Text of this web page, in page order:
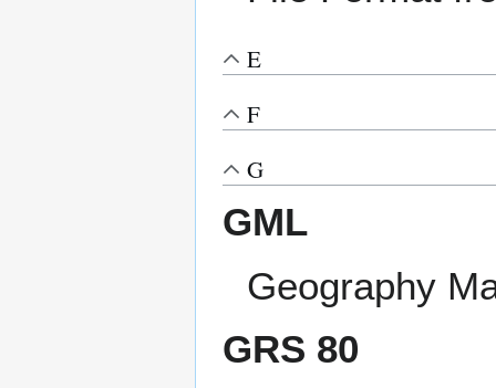
E
F
G
GML
Geography
GRS 80